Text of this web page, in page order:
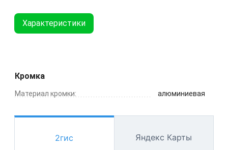
Характеристики
Кромка
Материал кромки: алюминиевая
2гис Яндекс Карты